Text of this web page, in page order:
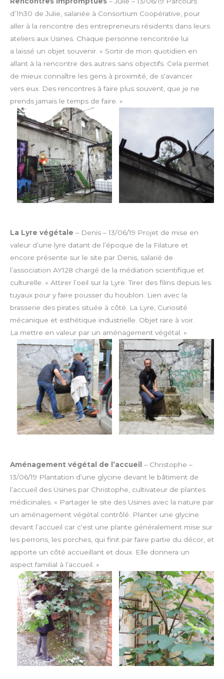
d’1h30 de Julie, salariée à Consortium Coopérative, pour
aller à la rencontre des entrepreneurs résidents dans leurs
ateliers aux Usines. Chaque personne rencontrée lui
a laissé un objet souvenir. « Sortir de mon quotidien en
allant à la rencontre des autres sans objectifs. Cela permet
de mieux connaître les gens à proximité, de s‘avancer
vers eux. Des rencontres à faire plus souvent, que je ne
prends jamais le temps de faire. »
La Lyre végétale – Denis – 13/06/19 Projet de mise en
valeur d’une lyre datant de l’époque de la Filature et
encore présente sur le site par Denis, salarié de
l’association AY128 chargé de la médiation scientifique et
culturelle. « Attirer l’oeil sur la Lyre. Tirer des filins depuis les
tuyaux pour y faire pousser du houblon. Lien avec la
brasserie des pirates située à côté. La Lyre, Curiosité
mécanique et esthétique industrielle. Objet rare à voir.
La mettre en valeur par un aménagement végétal. »
Aménagement végétal de l’accueil – Christophe –
13/06/19 Plantation d’une glycine devant le bâtiment de
l’accueil des Usines par Christophe, cultivateur de plantes
médicinales. « Partager le site des Usines avec la nature par
un aménagement végétal contrôlé. Planter une glycine
devant l’accueil car c‘est une plante généralement mise sur
les perrons, les porches, qui finit par faire partie du décor, et
apporte un côté accueillant et doux. Elle donnera un
aspect familial à l’accueil. »